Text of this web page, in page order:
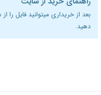
بعد از خریداری میتوانید فایل را
دهید.